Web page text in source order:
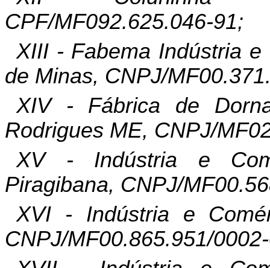
CPF/MF092.625.046-91;
XIII - Fabema Indústria
de Minas, CNPJ/
XIV - Fábrica de
Rodrigues ME, CNPJ/
XV - Indústria e
Piragibana, CNPJ/
XVI - Indústria e
CNPJ/MF00.865.951/